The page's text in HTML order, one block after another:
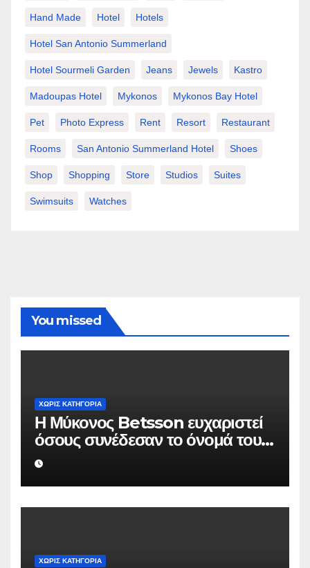
Hand Made Hotel Hotels
Hotel San Antonio Summerland
Hotel Sourmeli Garden Jeans Jewels Kastro
Madoupas Hotel Mykonos Mykonos Bay Hotel
Pet Photo Express Rent Resort Restaurant
Rooms San Antonio Summerland Hotel Shoes
Shop Shopping Store Studios Suites
Swimsuits Watches
You missed
ΧΩΡΊΣ ΚΑΤΗΓΟΡΊΑ
Η Μύκονος Betsson ευχαριστεί
όσους συνέδεσαν το όνομά τους
με την ιστορική χρονιά
ΧΩΡΊΣ ΚΑΤΗΓΟΡΊΑ